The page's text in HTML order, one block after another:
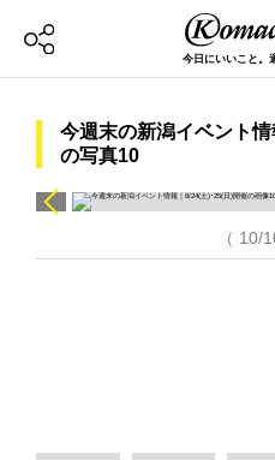
今日にいいこと。
今週末の新潟イベント
の写真10
（ 10/